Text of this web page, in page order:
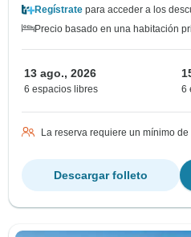
Regístrate para acceder a los
Precio basado en una habitación
13 ago., 2026
6 espacios libres 6
La reserva requiere un mínimo
Descargar folleto